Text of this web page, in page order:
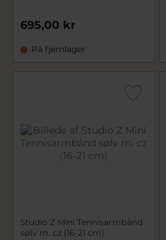
695,00 kr
På fjernlager
Studio Z Mini Tennisarmbånd
sølv m. cz (16-21 cm)